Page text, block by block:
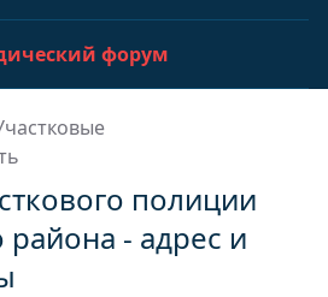
форум
полиции
района - адрес и